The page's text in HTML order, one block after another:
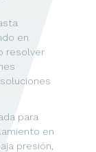
en
resolver
para
en
presión,